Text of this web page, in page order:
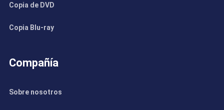
Copia de DVD
Copia Blu-ray
Compañía
Sobre nosotros